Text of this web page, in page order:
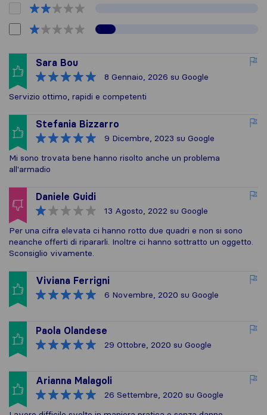
Sara Bou
8 Gennaio, 2026 su Google
Servizio ottimo, rapidi e competenti
Stefania Bizzarro
9 Dicembre, 2023 su Google
Mi sono trovata bene hanno risolto anche un problema
all'armadio
Daniele Guidi
13 Agosto, 2022 su Google
Per una cifra elevata ci hanno rotto due quadri e non si sono
neanche offerti di ripararli. Inoltre ci hanno sottratto un oggetto.
Sconsiglio vivamente.
Viviana Ferrigni
6 Novembre, 2020 su Google
Paola Olandese
29 Ottobre, 2020 su Google
Arianna Malagoli
26 Settembre, 2020 su Google